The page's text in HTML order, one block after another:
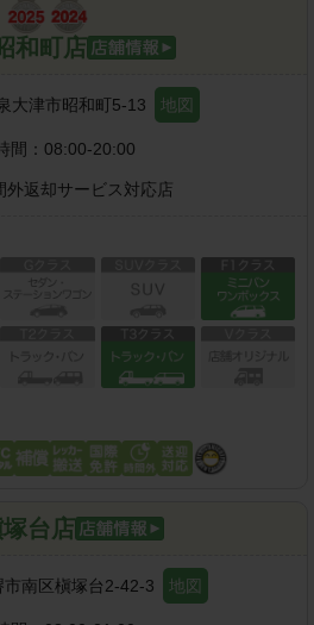
和町店
大津市昭和町5-13 地図
間： 08:00-20:00
外返却サービス対応店
台店
市南区槇塚台2-42-3 地図